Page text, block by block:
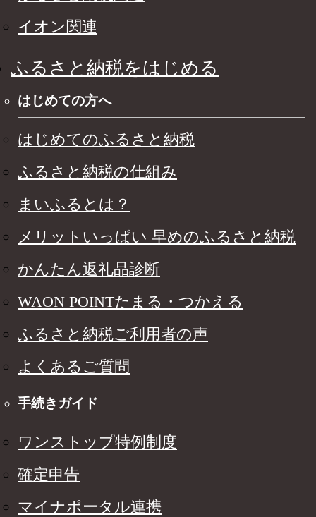
イオン関連
ふるさと納税をはじめる
はじめての方へ
はじめてのふるさと納税
ふるさと納税の仕組み
まいふるとは？
メリットいっぱい 早めのふるさと納税
かんたん返礼品診断
WAON POINTたまる・つかえる
ふるさと納税ご利用者の声
よくあるご質問
手続きガイド
ワンストップ特例制度
確定申告
マイナポータル連携